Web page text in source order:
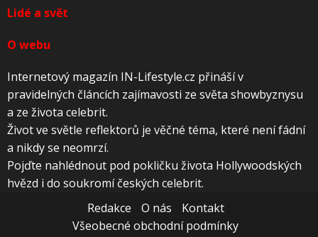
Lidé a svět
O webu
Internetový magazín IN-Lifestyle.cz přináší v
pravidelných článcích zajímavosti ze světa showbyznysu
a ze života celebrit.
Život ve světle reflektorů je věčné téma, které není fádní
a nikdy se neomrzí.
Pojďte nahlédnout pod pokličku života Hollywoodských
hvězd i do soukromí českých celebrit.
Redakce
O nás
Kontakt
Všeobecné obchodní podmínky